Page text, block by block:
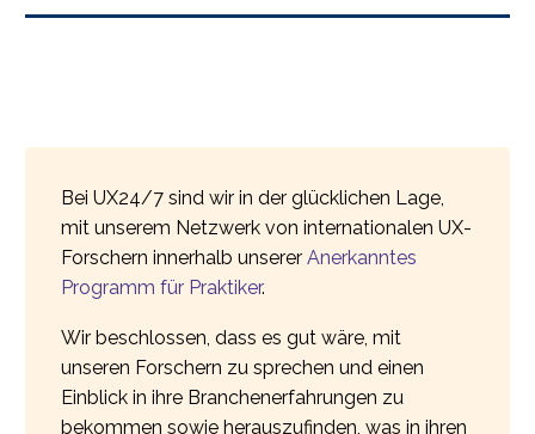
Bei UX24/7 sind wir in der glücklichen Lage,
mit unserem Netzwerk von internationalen UX-
Forschern innerhalb unserer Anerkanntes
Programm für Praktiker.
Wir beschlossen, dass es gut wäre, mit
unseren Forschern zu sprechen und einen
Einblick in ihre Branchenerfahrungen zu
bekommen sowie herauszufinden, was in ihren